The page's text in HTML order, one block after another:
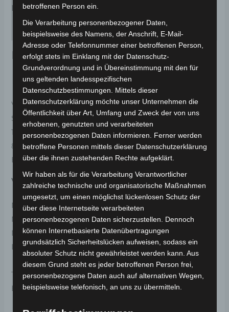
Produktsicherheit
Rezensionen (0)
Produktsicherheit
Herstellerinformationen
Volta Motor Sanayi Ticaret A.Ş
Selamlar Köyü Selamlar Mevkii, OSB 1. Sokak Blok No:
10
81850 Gümüşova/Düzce, Türkei
E-Mail: info@volta.com.tr
Verantwortliche Person in der EU
MC | Fahrzeugteile
Muhammet Calik
Maulbeerweg 30
D-63477 Maintal
Telefon: +49 6181 3698350
E-Mail:info@volta-motors.de
betroffenen Person ein.
Die Verarbeitung personenbezogener Daten,
beispielsweise des Namens, der Anschrift, E-Mail-
Adresse oder Telefonnummer einer betroffenen Person,
erfolgt stets im Einklang mit der Datenschutz-
Grundverordnung und in Übereinstimmung mit den für
uns geltenden landesspezifischen
Datenschutzbestimmungen. Mittels dieser
Datenschutzerklärung möchte unser Unternehmen die
Öffentlichkeit über Art, Umfang und Zweck der von uns
erhobenen, genutzten und verarbeiteten
personenbezogenen Daten informieren. Ferner werden
betroffene Personen mittels dieser Datenschutzerklärung
über die ihnen zustehenden Rechte aufgeklärt.
Wir haben als für die Verarbeitung Verantwortlicher
zahlreiche technische und organisatorische Maßnahmen
umgesetzt, um einen möglichst lückenlosen Schutz der
über diese Internetseite verarbeiteten
personenbezogenen Daten sicherzustellen. Dennoch
können Internetbasierte Datenübertragungen
grundsätzlich Sicherheitslücken aufweisen, sodass ein
absoluter Schutz nicht gewährleistet werden kann. Aus
diesem Grund steht es jeder betroffenen Person frei,
personenbezogene Daten auch auf alternativen Wegen,
beispielsweise telefonisch, an uns zu übermitteln.